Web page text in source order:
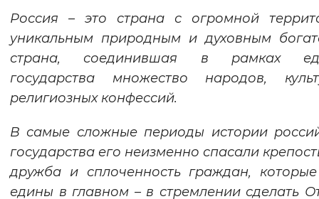
Звуковой ассистент
Россия – это страна с огромной
уникальным природным и духовным
страна, соединившая в рамках
государства множество народов,
религиозных конфессий.
В самые сложные периоды истории
государства его неизменно спасали
дружба и сплоченность граждан,
едины в главном – в стремлении сделать